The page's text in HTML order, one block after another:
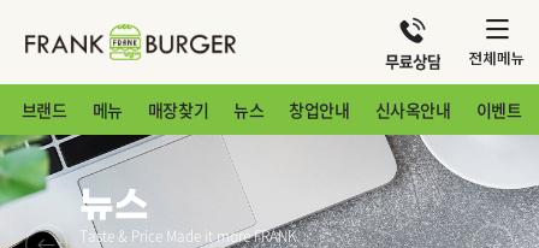
브랜드 메뉴 매장찾기 뉴스 창업안내 신사옥안내 이벤트
뉴스
Taste & Price Made it more FRANK